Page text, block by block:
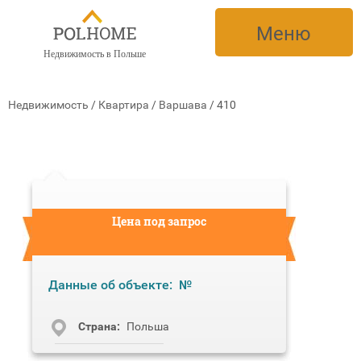
Недвижимость в Польше
Меню
Недвижимость / Квартира / Варшава /410
Цена под запрос
Данные об объекте: №
Cтрана: Польша